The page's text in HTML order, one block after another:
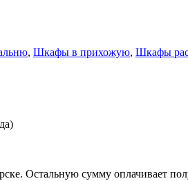
, Шкафы в прихожую, Шкафы
Остальную сумму оплачивает